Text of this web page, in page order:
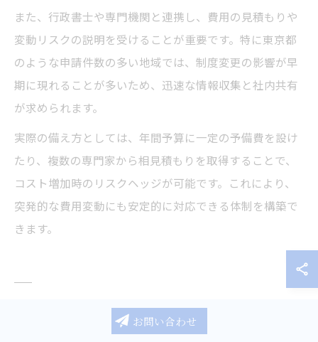
また、行政書士や専門機関と連携し、費用の見積もりや
変動リスクの説明を受けることが重要です。特に東京都
のような申請件数の多い地域では、制度変更の影響が早
期に現れることが多いため、迅速な情報収集と社内共有
が求められます。
実際の備え方としては、年間予算に一定の予備費を設け
たり、複数の専門家から相見積もりを取得することで、
コスト増加時のリスクヘッジが可能です。これにより、
突発的な費用変動にも安定的に対応できる体制を構築で
きます。
制度改正で変わる東京都のビザ申請
お問い合わせ